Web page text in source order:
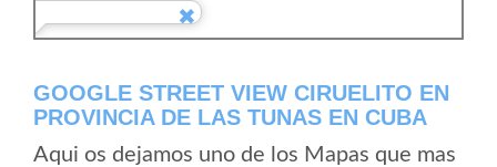
GOOGLE STREET VIEW CIRUELITO EN
PROVINCIA DE LAS TUNAS EN CUBA
Aqui os dejamos uno de los Mapas que mas